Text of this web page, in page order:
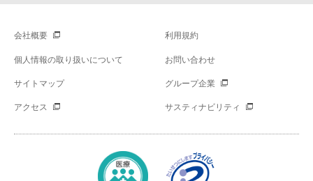
会社概要 利用規約
個人情報の取り扱いについて お問い合わせ
サイトマップ グループ企業
アクセス サスティナビリティ